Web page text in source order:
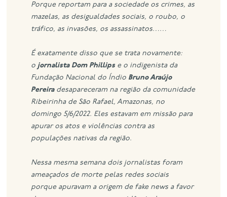
Porque reportam para a sociedade os crimes, as
mazelas, as desigualdades sociais, o roubo, o
tráfico, as invasões, os assassinatos……
É exatamente disso que se trata novamente:
o jornalista Dom Phillips e o indigenista da
Fundação Nacional do Índio Bruno Araújo
Pereiradesapareceram na região da comunidade
Ribeirinha de São Rafael, Amazonas, no
domingo 5/6/2022. Eles estavam em missão para
apurar os atos e violências contra as
populações nativas da região.
Nessa mesma semana dois jornalistas foram
ameaçados de morte pelas redes sociais
porque apuravam a origem de fake news a favor